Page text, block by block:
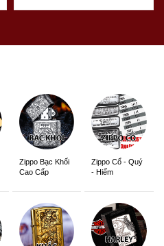
Zippo Bạc Khối
Cao Cấp
Zippo Cổ - Quý
- Hiếm